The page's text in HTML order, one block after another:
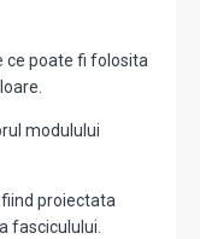
ce poate fi folosita
modulului
proiectata
fasciculului.